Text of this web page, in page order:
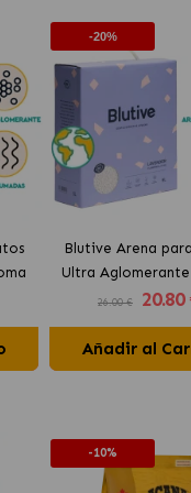
-20%
Blutive Arena
Ultra
Lavanda
26.00 € 20.80
Añadir al
-10%